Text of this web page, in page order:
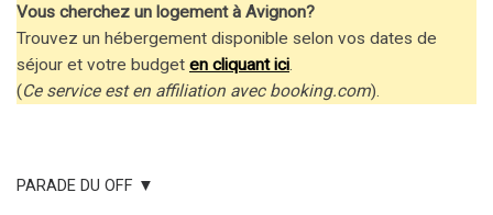
Vous cherchez un logement à Avignon?
Trouvez un hébergement disponible selon vos dates de
séjour et votre budget en cliquant ici.
(Ce service est en affiliation avec booking.com).
PARADE DU OFF ▼